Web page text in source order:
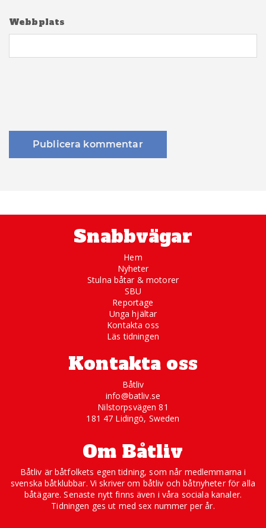
Webbplats
Snabbvägar
Hem
Nyheter
Stulna båtar & motorer
SBU
Reportage
Unga hjältar
Kontakta oss
Läs tidningen
Kontakta oss
Båtliv
info@batliv.se
Nilstorpsvägen 81
181 47 Lidingö, Sweden
Om Båtliv
Båtliv är båtfolkets egen tidning, som når medlemmarna i
svenska båtklubbar. Vi skriver om båtliv och båtnyheter för alla
båtägare. Senaste nytt finns även i våra sociala kanaler.
Tidningen ges ut med sex nummer per år.